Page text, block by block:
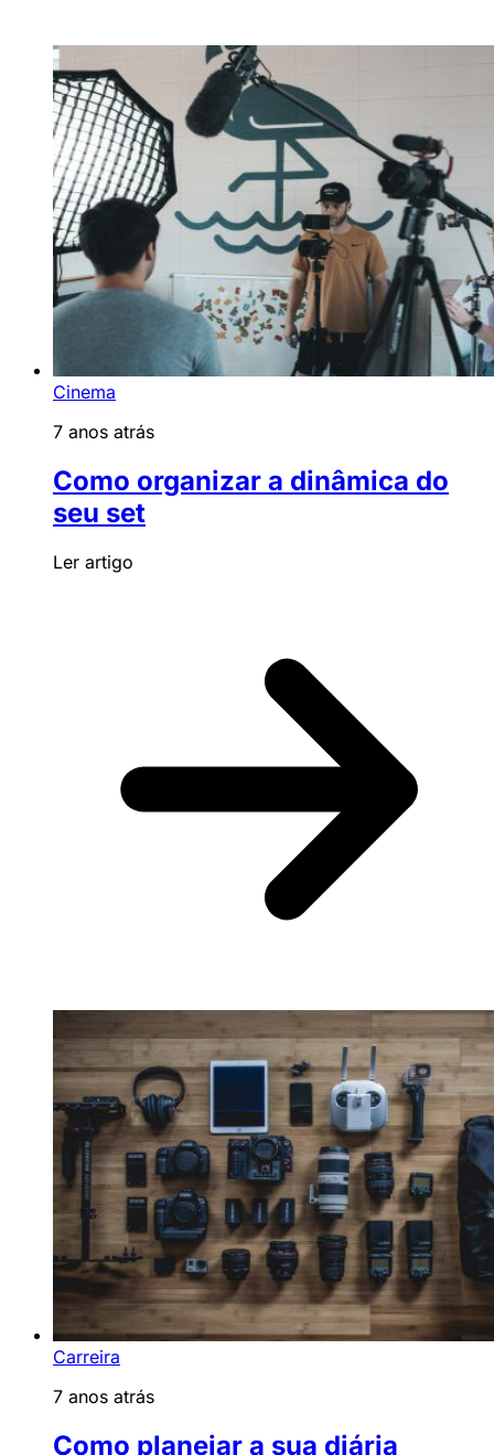
Cinema
7 anos atrás
Como organizar a dinâmica do
seu set
Ler artigo
Carreira
7 anos atrás
Como planejar a sua diária